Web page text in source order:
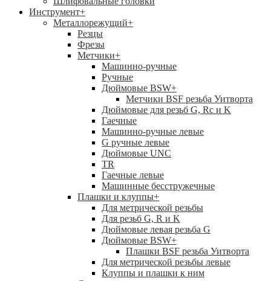
Инструмент+
Металлорежущий+
Резцы
Фрезы
Метчики+
Машинно-ручные
Ручные
Дюймовые BSW+
Метчики BSF резьба Уитворта
Дюймовые для резьб G, Rc и K
Гаечные
Машинно-ручные левые
G ручные левые
Дюймовые UNC
TR
Гаечные левые
Машинные бесстружечные
Плашки и клуппы+
Для метрической резьбы
Для резьб G, R и K
Дюймовые левая резьба G
Дюймовые BSW+
Плашки BSF резьба Уитворта
Для метрической резьбы левые
Клуппы и плашки к ним